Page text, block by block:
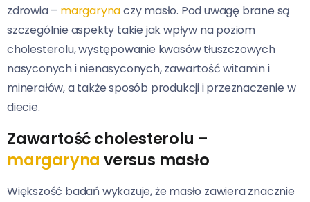
zdrowia – margarynaczy masło. Pod uwagę brane są
szczególnie aspekty takie jak wpływ na poziom
cholesterolu, występowanie kwasów tłuszczowych
nasyconych i nienasyconych, zawartość witamin i
minerałów, a także sposób produkcji i przeznaczenie w
diecie.
Zawartość cholesterolu –
margaryna versus masło
Większość badań wykazuje, że masło zawiera znacznie